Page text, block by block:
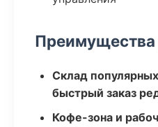
Преимущества
Склад
быстрый заказ
Кофе-зона и